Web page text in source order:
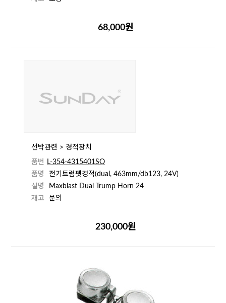
68,000원
선박관련 > 경적장치
품번
L-354-4315401SO
품명
전기트럼펫경적(dual, 463mm/db123, 24V)
설명
Maxblast Dual Trump Horn 24
재고
문의
230,000원